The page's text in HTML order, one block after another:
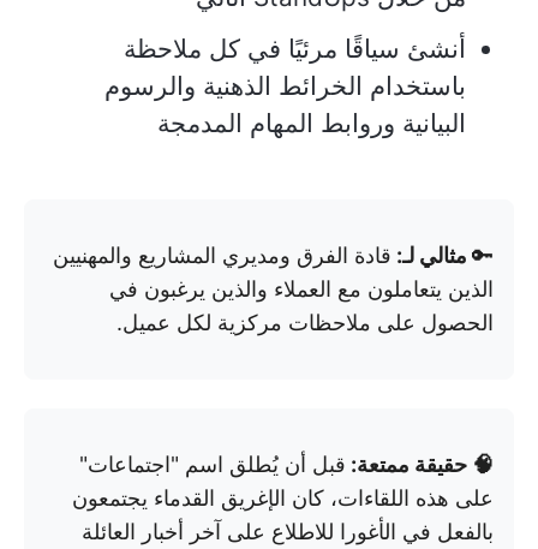
أنشئ سياقًا مرئيًا في كل ملاحظة
باستخدام الخرائط الذهنية والرسوم
البيانية وروابط المهام المدمجة
🔑 مثالي لـ: قادة الفرق ومديري المشاريع والمهنيين
الذين يتعاملون مع العملاء والذين يرغبون في
الحصول على ملاحظات مركزية لكل عميل.
🧠 حقيقة ممتعة: قبل أن يُطلق اسم "اجتماعات"
على هذه اللقاءات، كان الإغريق القدماء يجتمعون
بالفعل في الأغورا للاطلاع على آخر أخبار العائلة